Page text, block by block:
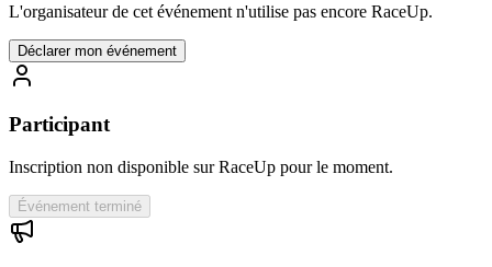
L'organisateur de cet événement n'utilise pas encore RaceUp.
Déclarer mon événement
Participant
Inscription non disponible sur RaceUp pour le moment.
Événement terminé